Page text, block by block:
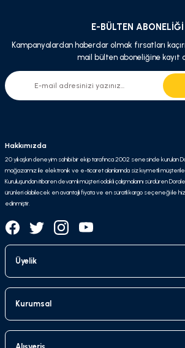
E-BÜLTEN ABONELİĞİ
Kampanyalardan haberdar olmak fırsatları
mail bülten aboneliğine kayıt
Hakkımızda
20 yılı aşkın deneyim sahibi bir ekip tarafınca 2002 senesinde kurulan
mağazamız ile elektronik ve e-ticaret alanlarında siz kıymetli
Kuruluşundan itibaren devamlı müşteri odaklı çalışmalarını sürdüren
ürünleri olabilecek en avantajlı fiyata ve en süratli kargo seçeneği ile
edinmiştir.
Üyelik
Kurumsal